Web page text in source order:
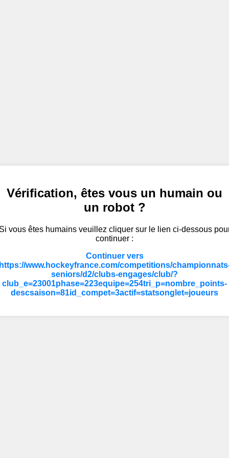
Vérification, êtes vous un humain ou
un robot ?
vous êtes humains veuillez cliquer sur le lien ci-dessous
continuer :
Continuer vers
www.hockeyfrance.com/competitions/
seniors/d2/clubs-engages/club/?
club_e=23001phase=223equipe=254tri_p=nombre_points-
descsaison=81id_compet=3actif=statsonglet=joueurs